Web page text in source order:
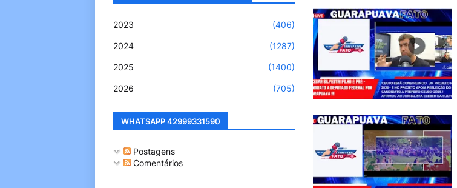
2023 (406)
2024 (1287)
2025 (1400)
2026 (705)
WHATSAPP 42999331590
Postagens
Comentários